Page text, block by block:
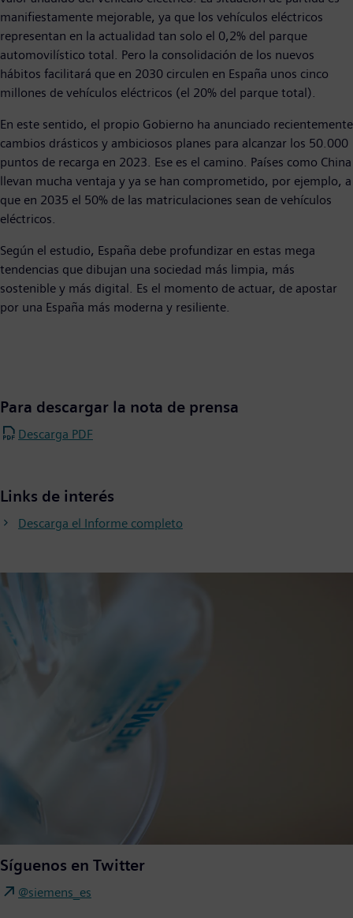
manifiestamente mejorable, ya que los vehículos eléctricos
representan en la actualidad tan solo el 0,2% del parque
automovilístico total. Pero la consolidación de los nuevos
hábitos facilitará que en 2030 circulen en España unos cinco
millones de vehículos eléctricos (el 20% del parque total).
En este sentido, el propio Gobierno ha anunciado recientemente
cambios drásticos y ambiciosos planes para alcanzar los 50.000
puntos de recarga en 2023. Ese es el camino. Países como China
llevan mucha ventaja y ya se han comprometido, por ejemplo, a
que en 2035 el 50% de las matriculaciones sean de vehículos
eléctricos.
Según el estudio, España debe profundizar en estas mega
tendencias que dibujan una sociedad más limpia, más
sostenible y más digital. Es el momento de actuar, de apostar
por una España más moderna y resiliente.
Para descargar la nota de prensa
Descarga PDF
Links de interés
Descarga el Informe completo
Síguenos en Twitter
@siemens_es